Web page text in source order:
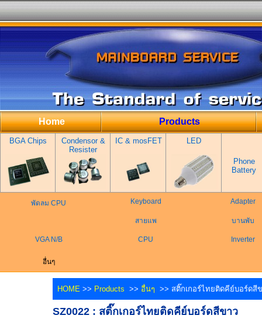
Home Products
BGA Chips
Condensor &
Resister
IC & mosFET LED
Phone
Battery
พัดลม CPU Keyboard Adapter
สายแพ บานพับ
VGA N/B CPU Inverter
อื่นๆ
HOME >> Products >> อื่นๆ >> สติ๊กเกอร์ไทยติดคีย์บอร์ดสี
SZ0022 : สติ๊กเกอร์ไทยติดคีย์บอร์ดสีขาว